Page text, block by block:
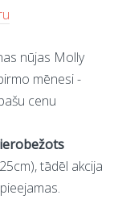
nūjas Molly
mēnesi -
cenu
ierobežots
tādēl akcija